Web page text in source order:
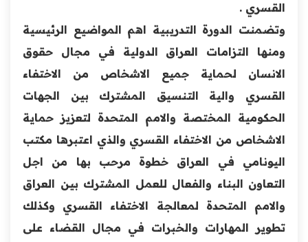
‏القسري .‏
وتضمنت الدورة التدريبية اهم المواضيع الرئيسية
ومنها ‏التزامات العراق الدولية في مجال حقوق
الانسان لحماية ‏جميع الاشخاص من الاختفاء
القسري والية التنسيق ‏المشترك بين الجهات
الحكومية المختصة والامم المتحدة ‏لتعزيز حماية
الاشخاص من الاختفاء القسري والذي ‏اعتبرها مكتب
اليونامي في العراق خطوة مرحب بها من ‏اجل
التعاون البناء والفعال للعمل المشترك بين العراق
‏والامم المتحدة لمعالجة الاختفاء القسري وكذلك
تطوير ‏المهارات والخبرات في مجال القضاء على